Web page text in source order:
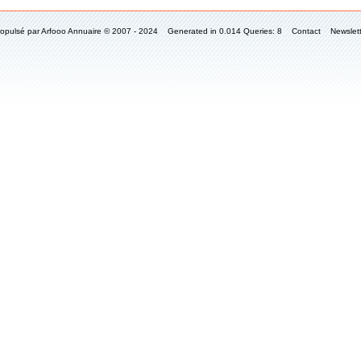
parArfooo Annuaire © 2007 - 2024 Generated in 0.014 Queries: 8 Contact